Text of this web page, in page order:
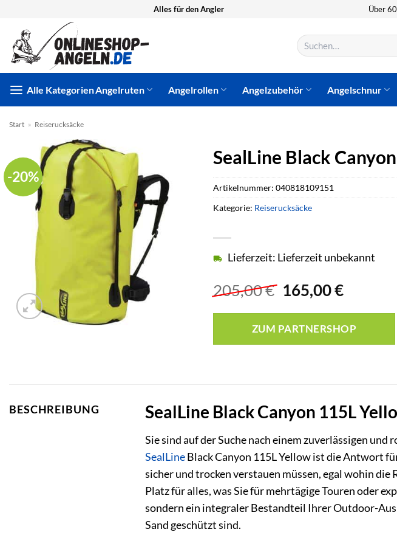
springen
Alles für den Angler Über
Suchen
nach:
Alle KategorienAngelruten Angelrollen Angelzubehör Angelschnur
Start » Reiserucksäcke
-20%
SealLine Black
205,00€ Ursprünglicher
Preis
war:
205,00 €
165,00€
ist:
165,00
Lieferzeit: Lieferzeit unbekannt
ZUM PARTNERSHOP
Artikelnummer: 040818109151
Kategorie: Reiserucksäcke
BESCHREIBUNG SealLine Black Canyon 115L
Sie sind auf der Suche nach einem zuverlässigen
SealLineBlack Canyon 115L Yellow ist die Antwort
sicher und trocken verstauen müssen, egal wohin
Platz für alles, was Sie für mehrtägige Touren oder
sondern ein integraler Bestandteil Ihrer Outdoor-
Sand geschützt sind.